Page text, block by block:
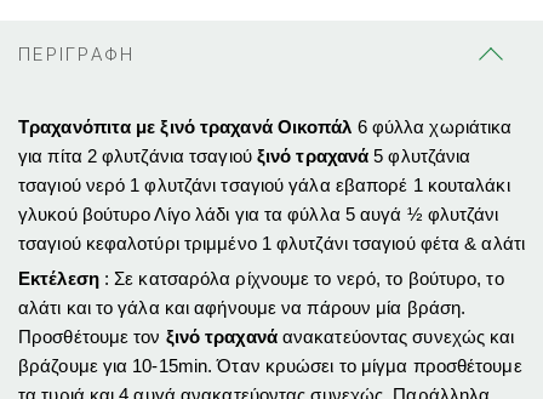
ΠΕΡΙΓΡΑΦΗ
Τραχανόπιτα με ξινό τραχανά Οικοπάλ 6 φύλλα χωριάτικα
για πίτα 2 φλυτζάνια τσαγιού ξινό τραχανά 5 φλυτζάνια
τσαγιού νερό 1 φλυτζάνι τσαγιού γάλα εβαπορέ 1 κουταλάκι
γλυκού βούτυρο Λίγο λάδι για τα φύλλα 5 αυγά ½ φλυτζάνι
τσαγιού κεφαλοτύρι τριμμένο 1 φλυτζάνι τσαγιού φέτα & αλάτι
Εκτέλεση: Σε κατσαρόλα ρίχνουμε το νερό, το βούτυρο, το
αλάτι και το γάλα και αφήνουμε να πάρουν μία βράση.
Προσθέτουμε τον ξινό τραχανά ανακατεύοντας συνεχώς και
βράζουμε για 10-15min. Όταν κρυώσει το μίγμα προσθέτουμε